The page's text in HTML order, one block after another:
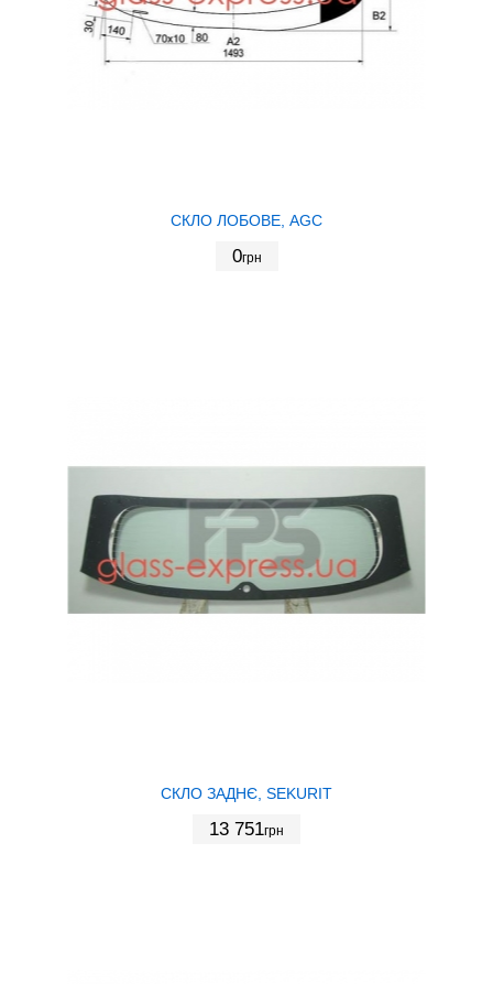
СКЛО ЛОБОВЕ, AGC
0грн
СКЛО ЗАДНЄ, SEKURIT
13 751грн